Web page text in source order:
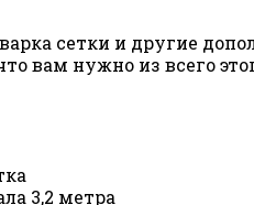
сетки и другие
вам нужно из всего
3,2 метра